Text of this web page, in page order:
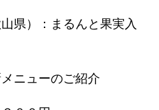
県）：まるんと果実入
ニューのご紹介